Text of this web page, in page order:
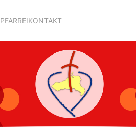
PFARREIKONTAKT